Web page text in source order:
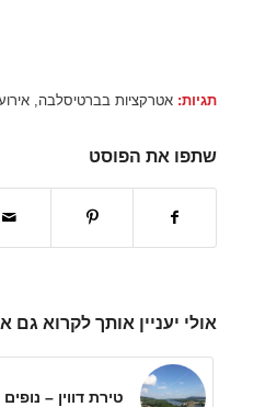
תגיות: אטרקציות בברטיסלבה
שתפו את הפוסט
אולי יעניין אותך לקרוא
טירת דווין – נופים